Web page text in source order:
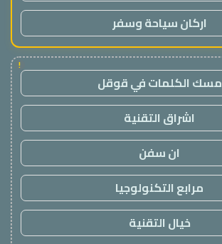
اركان سياحة وسفر
!
مسك الكلمات في قوقل
اشراق التقنية
ان سفن
مرابع التكنولوجيا
خيال التقنية